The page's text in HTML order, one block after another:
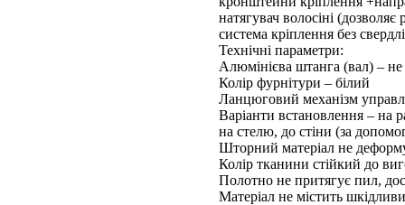
натягувач волосіні
система кріплення без
Технічні параметри:
Алюмінієва штанга (вал) – не
Колір фурнітури – білий
Ланцюговий механізм
Варіанти встановлення – на
на стелю, до стіни (за
Шторний матеріал не
Колір тканини стійкий до
Полотно не притягує пил,
Матеріал не містить